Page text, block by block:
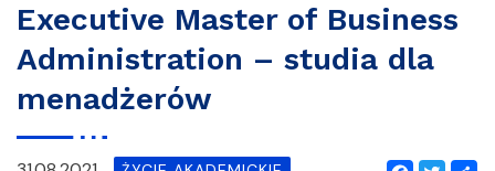
Executive Master of Business
Administration – studia dla
menadżerów